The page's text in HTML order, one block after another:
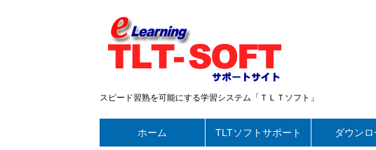
スピード習熟を可能にする学習システム「ＴＬＴソフト」
ホーム TLTソフトサポート ダウンロ